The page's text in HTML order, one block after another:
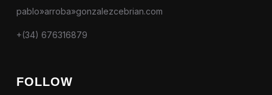
pablo»arroba»gonzalezcebrian.com
+(34) 676316879
FOLLOW